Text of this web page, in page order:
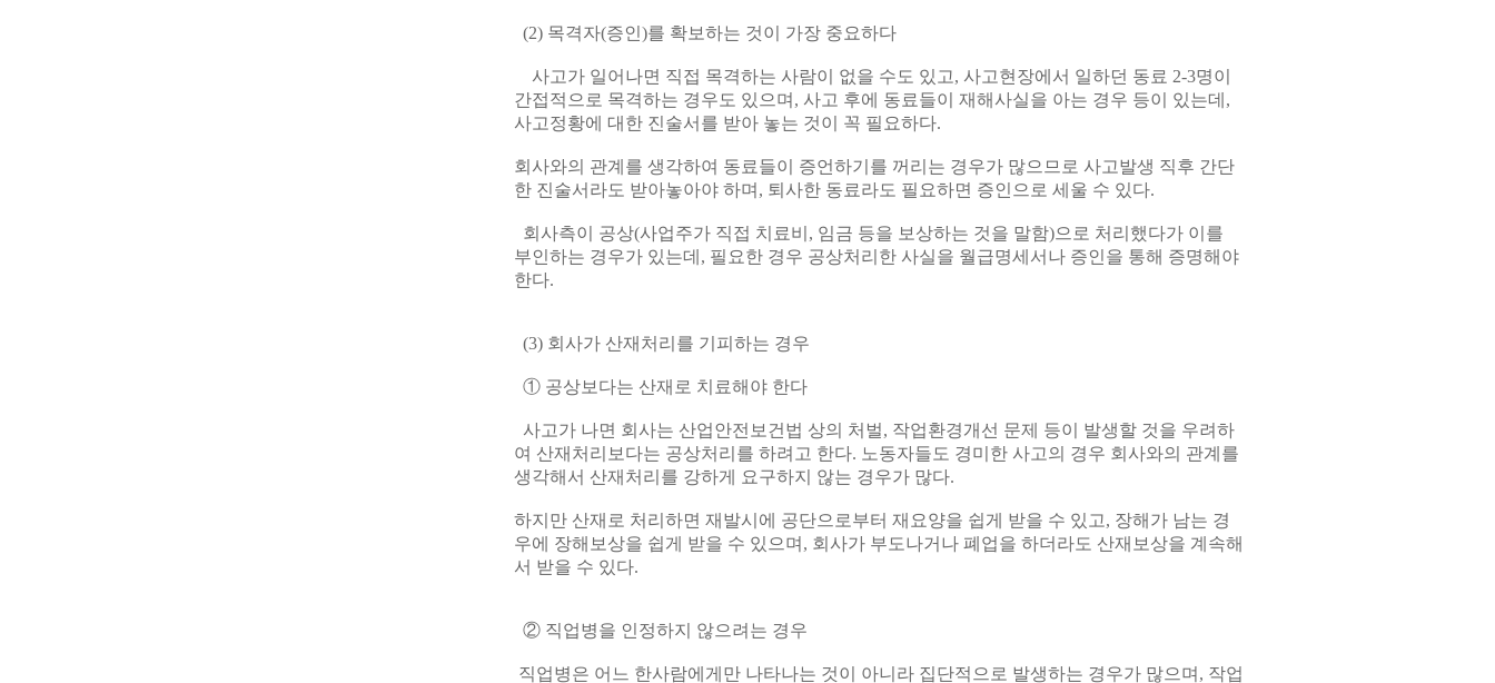
(2) 목격자(증인)를 확보하는 것이 가장 중요하다
사고가 일어나면 직접 목격하는 사람이 없을 수도 있고, 사고현장에서 일하던 동료 2-3명이
간접적으로 목격하는 경우도 있으며, 사고 후에 동료들이 재해사실을 아는 경우 등이 있는데,
사고정황에 대한 진술서를 받아 놓는 것이 꼭 필요하다.
회사와의 관계를 생각하여 동료들이 증언하기를 꺼리는 경우가 많으므로 사고발생 직후 간단
한 진술서라도 받아놓아야 하며, 퇴사한 동료라도 필요하면 증인으로 세울 수 있다.
회사측이 공상(사업주가 직접 치료비, 임금 등을 보상하는 것을 말함)으로 처리했다가 이를
부인하는 경우가 있는데, 필요한 경우 공상처리한 사실을 월급명세서나 증인을 통해 증명해야
한다.
(3) 회사가 산재처리를 기피하는 경우
① 공상보다는 산재로 치료해야 한다
사고가 나면 회사는 산업안전보건법 상의 처벌, 작업환경개선 문제 등이 발생할 것을 우려하
여 산재처리보다는 공상처리를 하려고 한다. 노동자들도 경미한 사고의 경우 회사와의 관계를
생각해서 산재처리를 강하게 요구하지 않는 경우가 많다.
하지만 산재로 처리하면 재발시에 공단으로부터 재요양을 쉽게 받을 수 있고, 장해가 남는 경
우에 장해보상을 쉽게 받을 수 있으며, 회사가 부도나거나 폐업을 하더라도 산재보상을 계속해
서 받을 수 있다.
② 직업병을 인정하지 않으려는 경우
직업병은 어느 한사람에게만 나타나는 것이 아니라 집단적으로 발생하는 경우가 많으며, 작업